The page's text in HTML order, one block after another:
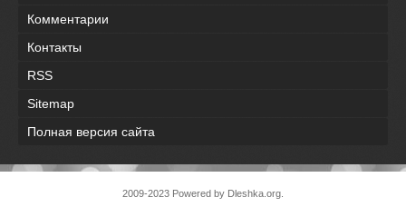
Комментарии
Контакты
RSS
Sitemap
Полная версия сайта
2009-2023 Powered by Dleshka.org.